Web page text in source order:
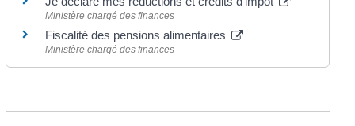
Ministère chargé des finances
Fiscalité des pensions alimentaires
Ministère chargé des finances